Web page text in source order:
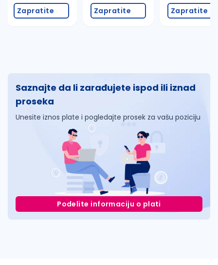
Zapratite Zapratite Zapratite
Saznajte da li zarađujete ispod ili iznad
proseka
Unesite iznos plate i pogledajte prosek za vašu poziciju
Podelite informaciju o plati